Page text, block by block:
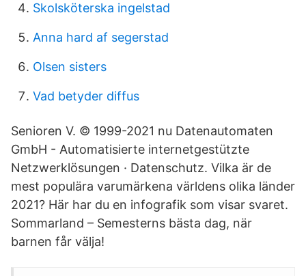
Skolsköterska ingelstad
Anna hard af segerstad
Olsen sisters
Vad betyder diffus
Senioren V. © 1999-2021 nu Datenautomaten
GmbH - Automatisierte internetgestützte
Netzwerklösungen · Datenschutz. Vilka är de
mest populära varumärkena världens olika länder
2021? Här har du en infografik som visar svaret.
Sommarland – Semesterns bästa dag, när
barnen får välja!